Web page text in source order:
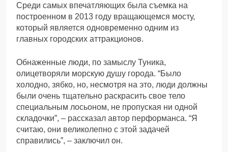
Среди самых впечатляющих была съемка на
построенном в 2013 году вращающемся мосту,
который является одновременно одним из
главных городских аттракционов.
Обнаженные люди, по замыслу Туника,
олицетворяли морскую душу города. “Было
холодно, зябко, но, несмотря на это, люди должны
были очень тщательно раскрасить свое тело
специальным лосьоном, не пропуская ни одной
складочки”, – рассказал автор перформанса. “Я
считаю, они великолепно с этой задачей
справились”, – заключил он.